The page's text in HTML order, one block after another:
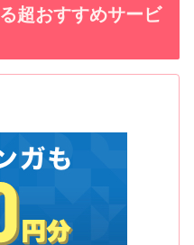
超おすすめサービ